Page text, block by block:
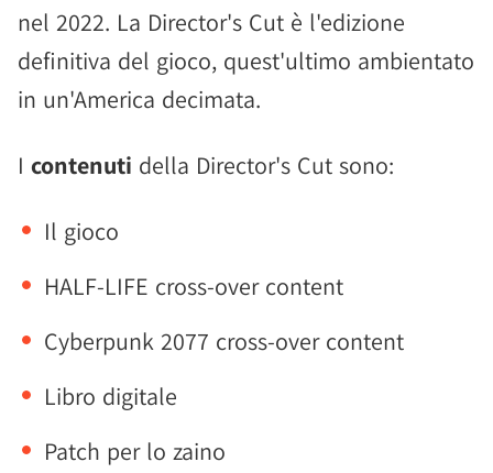
nel 2022. La Director's Cut è l'edizione
definitiva del gioco, quest'ultimo ambientato
in un'America decimata.
I contenuti della Director's Cut sono:
Il gioco
HALF-LIFE cross-over content
Cyberpunk 2077 cross-over content
Libro digitale
Patch per lo zaino